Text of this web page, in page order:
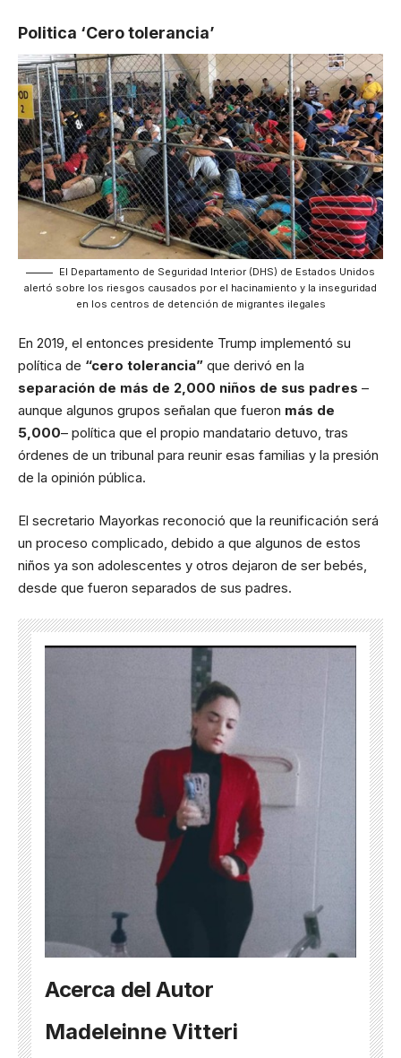
Politica ‘Cero tolerancia’
El Departamento de Seguridad Interior (DHS) de Estados Unidos
alertó sobre los riesgos causados por el hacinamiento y la inseguridad
en los centros de detención de migrantes ilegales
En 2019, el entonces presidente Trump implementó su
política de “cero tolerancia” que derivó en la
separación de más de 2,000 niños de sus padres –
aunque algunos grupos señalan que fueron más de
5,000– política que el propio mandatario detuvo, tras
órdenes de un tribunal para reunir esas familias y la presión
de la opinión pública.
El secretario Mayorkas reconoció que la reunificación será
un proceso complicado, debido a que algunos de estos
niños ya son adolescentes y otros dejaron de ser bebés,
desde que fueron separados de sus padres.
Acerca del Autor
Madeleinne Vitteri